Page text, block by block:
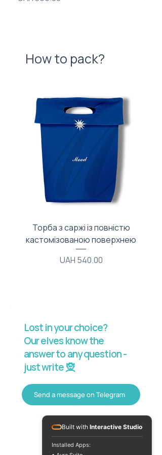
How to pack?
Торба з саржі із повністю
кастомізованою поверхнею
Price
UAH 540.00
Lost in your choice?
Our elves know the
answer to any question -
just write 🧝
Send a message on Telegram
Built with Interactive Studio
Installed Apps: